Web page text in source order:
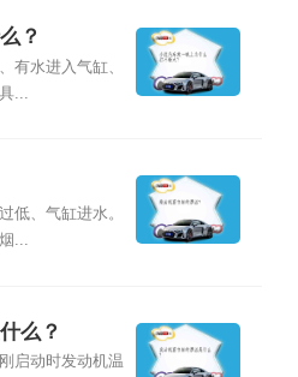
？
有水进入气缸、
...
低、气缸进水。
...
么？
启动时发动机温